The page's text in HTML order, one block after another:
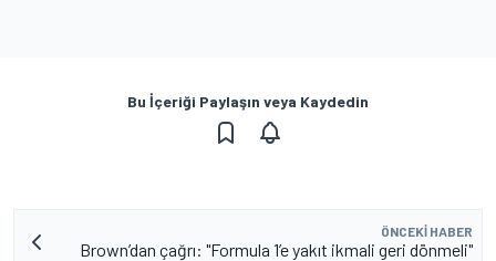
Bu İçeriği Paylaşın veya Kaydedin
ÖNCEKI HABER
Brown’dan çağrı: "Formula 1’e yakıt ikmali geri dönmeli"